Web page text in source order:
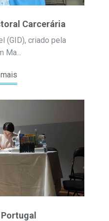
Carcerária
(GID), criado pela
Ma...